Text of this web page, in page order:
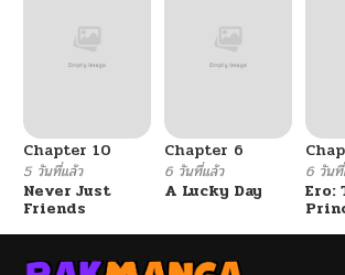
Chapter 10
5 วันที่แล้ว
Never Just
Friends
Chapter 6
6 วันที่แล้ว
A Lucky Day
6 วัน
Ero: